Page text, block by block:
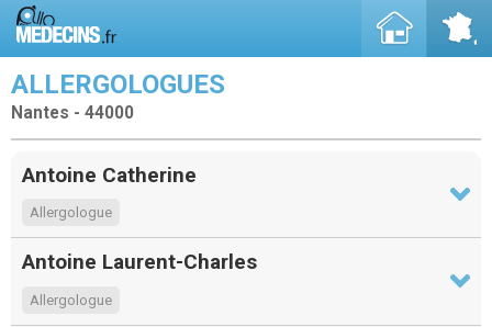
ALLERGOLOGUES
Nantes - 44000
Antoine Catherine
Allergologue
Antoine Laurent-Charles
Allergologue